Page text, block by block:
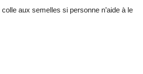
aux semelles si personne n’aide à le